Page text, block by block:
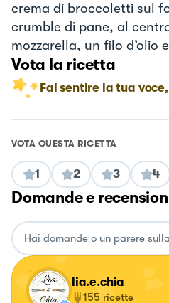
crema di broccoletti sul
crumble di pane, al
mozzarella, un filo d’olio
Vota la ricetta
Fai sentire la tua
VOTA QUESTA RICETTA
1 2 3 4
Domande e
lia.e.chia
155 ricette